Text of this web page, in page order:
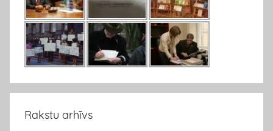
Rakstu arhīvs